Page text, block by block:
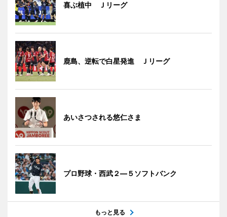
喜ぶ植中 Ｊリーグ
鹿島、逆転で白星発進 Ｊリーグ
あいさつされる悠仁さま
プロ野球・西武２―５ソフトバンク
もっと見る